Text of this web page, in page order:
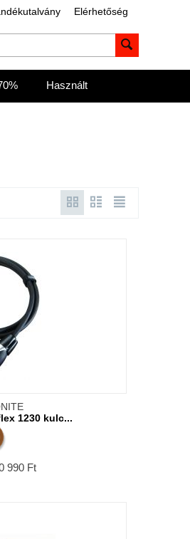
Elérhetőség
Használt
1230 kulc...
990 Ft